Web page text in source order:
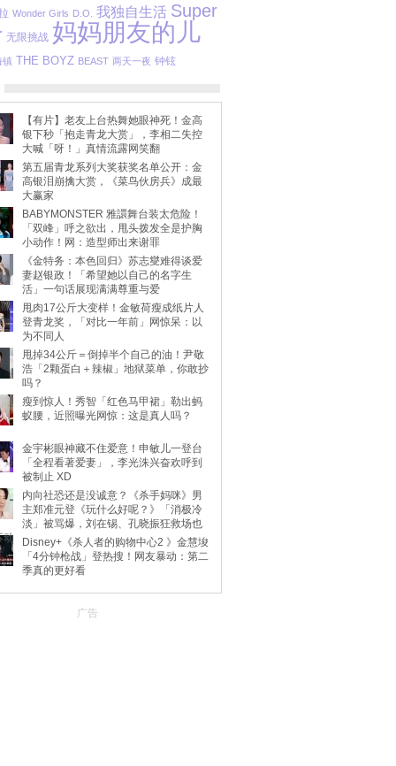
Wonder Girls D.O. 我独自生活 Super
无限挑战 妈妈朋友的儿
镇 THE BOYZ BEAST 两天一夜 钟铉
【有片】老友上台热舞她眼神死！金高
银下秒「抱走青龙大赏」，李相二失控
大喊「呀！」真情流露网笑翻
第五届青龙系列大奖获奖名单公开：金
高银泪崩擒大赏，《菜鸟伙房兵》成最
大赢家
BABYMONSTER 雅譞舞台装太危险！
「双峰」呼之欲出，甩头拨发全是护胸
小动作！网：造型师出来谢罪
《金特务：本色回归》苏志燮难得谈爱
妻赵银政！「希望她以自己的名字生
活」一句话展现满满尊重与爱
甩肉17公斤大变样！金敏荷瘦成纸片人
登青龙奖，「对比一年前」网惊呆：以
为不同人
甩掉34公斤＝倒掉半个自己的油！尹敬
浩「2颗蛋白＋辣椒」地狱菜单，你敢抄
吗？
瘦到惊人！秀智「红色马甲裙」勒出蚂
蚁腰，近照曝光网惊：这是真人吗？
金宇彬眼神藏不住爱意！申敏儿一登台
「全程看著爱妻」，李光洙兴奋欢呼到
被制止 XD
内向社恐还是没诚意？《杀手妈咪》男
主郑准元登《玩什么好呢？》「消极冷
淡」被骂爆，刘在锡、孔晓振狂救场也
动
Disney+《杀人者的购物中心2 》金慧埈
「4分钟枪战」登热搜！网友暴动：第二
季真的更好看
广告